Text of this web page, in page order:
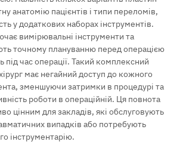
анатомію пацієнтів і типи переломів,
у додаткових наборах інструментів.
вимірювальні інструменти та
точному плануванню перед операцією
під час операції. Такий комплексний
має негайний доступ до кожного
зменшуючи затримки в процедурі та
роботи в операційній. Ця повнота
цінним для закладів, які обслуговують
випадків або потребують
інструментарію.